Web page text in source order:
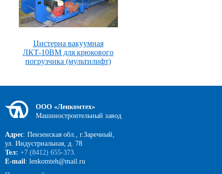
Цистерна вакуумная
ЛКТ-10ВМ для крюкового
погрузчика (мультилифт)
ООО «Ленкомтех»
Машиностроительный завод
Адрес: Пензенская обл., г.Заречный,
ул. Индустриальная, д. 78
Тел: +7 (8412) 655-373.
E-mail: lenkomteh@mail.ru